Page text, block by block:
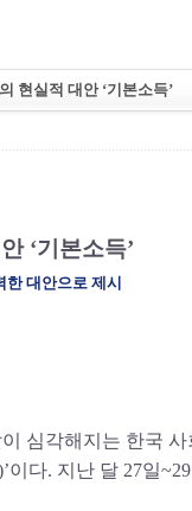
현실적 대안 ‘기본소득’
‘기본소득’
대안으로 제시
심각해지는 한국
이다. 지난 달 27일